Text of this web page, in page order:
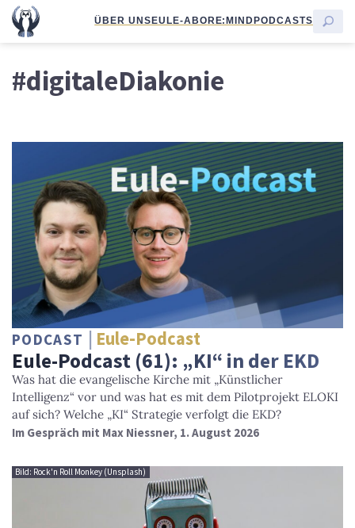
ÜBER UNSEULE-ABORE:MINDPODCASTS
#digitaleDiakonie
PODCAST Eule-Podcast
Eule-Podcast (61): „KI“ in der EKD
Was hat die evangelische Kirche mit „Künstlicher
Intelligenz“ vor und was hat es mit dem Pilotprojekt ELOKI
auf sich? Welche „KI“ Strategie verfolgt die EKD?
Im Gespräch mit Max Niessner, 1. August 2026
Bild: Rock'n Roll Monkey (Unsplash)